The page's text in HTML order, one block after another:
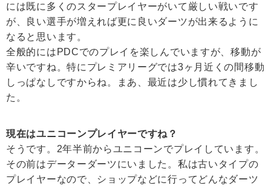
には既に多くのスタープレイヤーがいて厳しい戦いです
が、良い選手が増えれば更に良いダーツが出来るように
なると思います。
全般的にはPDCでのプレイを楽しんでいますが、移動が
辛いですね。特にプレミアリーグでは3ヶ月近くの間移動
しっぱなしですからね。まあ、最近は少し慣れてきまし
た。
現在はユニコーンプレイヤーですね？
そうです。2年半前からユニコーンでプレイしています。
その前はデーターダーツにいました。私は古いタイプの
プレイヤーなので、ショップなどに行ってどんなダーツ